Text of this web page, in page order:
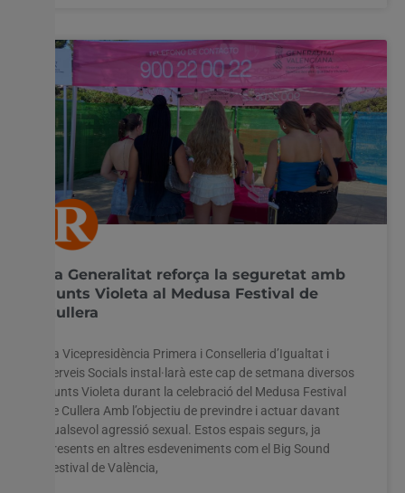
La Generalitat reforça la seguretat amb
Punts Violeta al Medusa Festival de
Cullera
La Vicepresidència Primera i Conselleria d’Igualtat i
Serveis Socials instal·larà este cap de setmana diversos
Punts Violeta durant la celebració del Medusa Festival
de Cullera Amb l’objectiu de previndre i actuar davant
qualsevol agressió sexual. Estos espais segurs, ja
presents en altres esdeveniments com el Big Sound
Festival de València,